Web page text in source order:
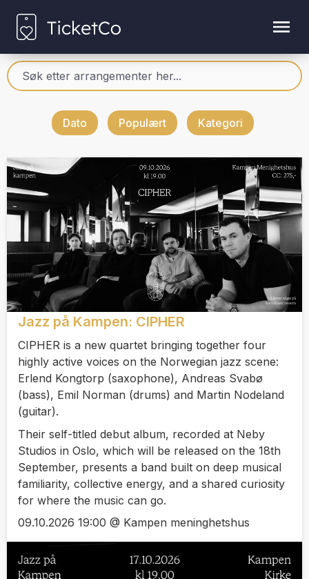
Dato Populært Kategori
Jazz på Kampen: CIPHER
CIPHER is a new quartet bringing together four
highly active voices on the Norwegian jazz scene:
Erlend Kongtorp (saxophone), Andreas Svabø
(bass), Emil Norman (drums) and Martin Nodeland
(guitar).
Their self-titled debut album, recorded at Neby
Studios in Oslo, which will be released on the 18th
September, presents a band built on deep musical
familiarity, collective energy, and a shared curiosity
for where the music can go.
09.10.2026 19:00 @ Kampen meninghetshus